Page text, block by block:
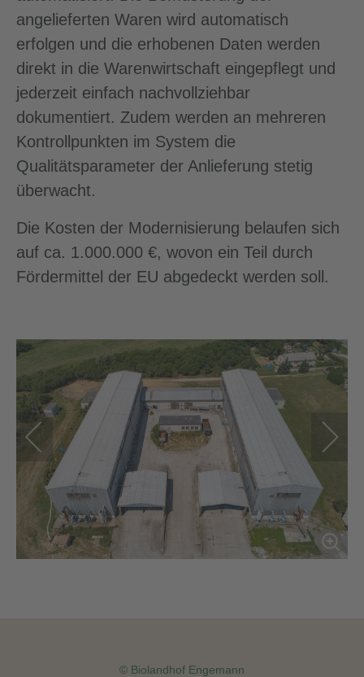
angelieferten Waren wird automatisch
erfolgen und die erhobenen Daten werden
direkt in die Warenwirtschaft eingepflegt und
jederzeit einfach nachvollziehbar
dokumentiert. Zudem werden an mehreren
Kontrollpunkten im System die
Qualitätsparameter der Anlieferung stetig
überwacht.
Die Kosten der Modernisierung belaufen sich
auf ca. 1.000.000 €, wovon ein Teil durch
Fördermittel der EU abgedeckt werden soll.
© Biolandhof Engemann